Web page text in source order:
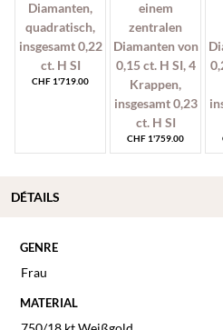
CHF 1'719.00
CHF 1'759.00
GENRE
Frau
MATERIAL
DÉTAILS